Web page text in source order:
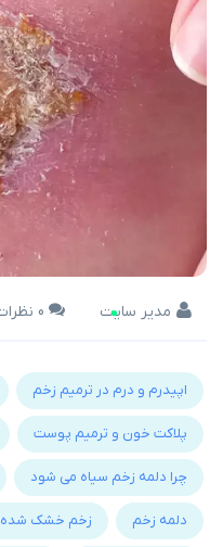
مدیر سایت
اپیدرم و درم در ترمیم زخم
پلاکت خون و ترمیم پوست
چرا دلمه زخم سیاه می شود
دلمه زخم زخم خشک شده